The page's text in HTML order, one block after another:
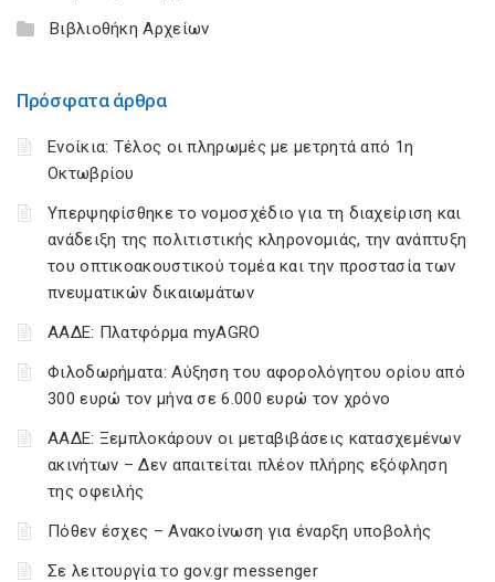
Βιβλιοθήκη Αρχείων
Πρόσφατα άρθρα
Ενοίκια: Τέλος οι πληρωμές με μετρητά από 1η
Οκτωβρίου
Υπερψηφίσθηκε το νομοσχέδιο για τη διαχείριση και
ανάδειξη της πολιτιστικής κληρονομιάς, την ανάπτυξη
του οπτικοακουστικού τομέα και την προστασία των
πνευματικών δικαιωμάτων
ΑΑΔΕ: Πλατφόρμα myAGRO
Φιλοδωρήματα: Αύξηση του αφορολόγητου ορίου από
300 ευρώ τον μήνα σε 6.000 ευρώ τον χρόνο
ΑΑΔΕ: Ξεμπλοκάρουν οι μεταβιβάσεις κατασχεμένων
ακινήτων – Δεν απαιτείται πλέον πλήρης εξόφληση
της οφειλής
Πόθεν έσχες – Ανακοίνωση για έναρξη υποβολής
Σε λειτουργία το gov.gr messenger